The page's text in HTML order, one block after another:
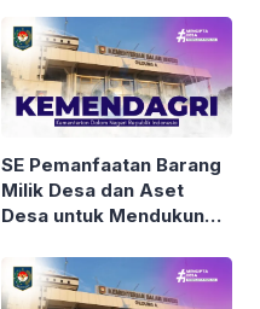
SE Pemanfaatan Barang
Milik Desa dan Aset
Desa untuk Mendukung
Merah Putih